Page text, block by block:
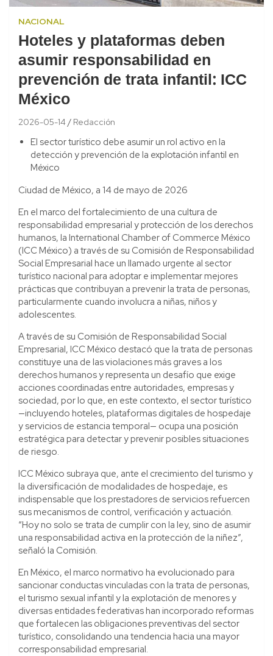
NACIONAL
Hoteles y plataformas deben
asumir responsabilidad en
prevención de trata infantil: ICC
México
2026-05-14 Redacción
El sector turístico debe asumir un rol activo en la
detección y prevención de la explotación infantil en
México
Ciudad de México, a 14 de mayo de 2026
En el marco del fortalecimiento de una cultura de
responsabilidad empresarial y protección de los derechos
humanos, la International Chamber of Commerce México
(ICC México) a través de su Comisión de Responsabilidad
Social Empresarial hace un llamado urgente al sector
turístico nacional para adoptar e implementar mejores
prácticas que contribuyan a prevenir la trata de personas,
particularmente cuando involucra a niñas, niños y
adolescentes.
A través de su Comisión de Responsabilidad Social
Empresarial, ICC México destacó que la trata de personas
constituye una de las violaciones más graves a los
derechos humanos y representa un desafío que exige
acciones coordinadas entre autoridades, empresas y
sociedad, por lo que, en este contexto, el sector turístico
—incluyendo hoteles, plataformas digitales de hospedaje
y servicios de estancia temporal— ocupa una posición
estratégica para detectar y prevenir posibles situaciones
de riesgo.
ICC México subraya que, ante el crecimiento del turismo y
la diversificación de modalidades de hospedaje, es
indispensable que los prestadores de servicios refuercen
sus mecanismos de control, verificación y actuación.
“Hoy no solo se trata de cumplir con la ley, sino de asumir
una responsabilidad activa en la protección de la niñez”,
señaló la Comisión.
En México, el marco normativo ha evolucionado para
sancionar conductas vinculadas con la trata de personas,
el turismo sexual infantil y la explotación de menores y
diversas entidades federativas han incorporado reformas
que fortalecen las obligaciones preventivas del sector
turístico, consolidando una tendencia hacia una mayor
corresponsabilidad empresarial.